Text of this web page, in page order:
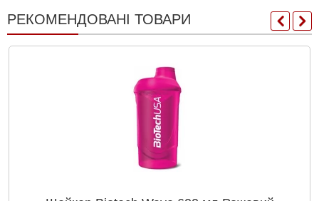
РЕКОМЕНДОВАНІ ТОВАРИ